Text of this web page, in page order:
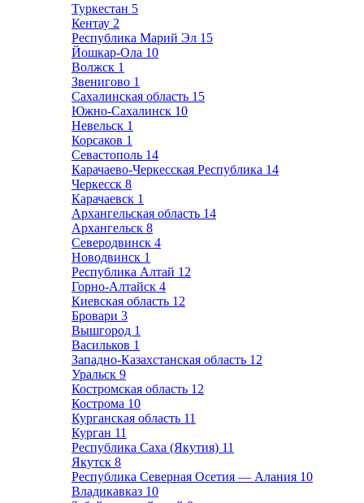
Туркестан 5
Кентау 2
Республика Марий Эл 15
Йошкар-Ола 10
Волжск 1
Звенигово 1
Сахалинская область 15
Южно-Сахалинск 10
Невельск 1
Корсаков 1
Севастополь 14
Карачаево-Черкесская Республика 14
Черкесск 8
Карачаевск 1
Архангельская область 14
Архангельск 8
Северодвинск 4
Новодвинск 1
Республика Алтай 12
Горно-Алтайск 4
Киевская область 12
Бровари 3
Вышгород 1
Васильков 1
Западно-Казахстанская область 12
Уральск 9
Костромская область 12
Кострома 10
Курганская область 11
Курган 11
Республика Саха (Якутия) 11
Якутск 8
Республика Северная Осетия — Алания 10
Владикавказ 10